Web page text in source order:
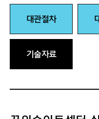
대관절차
기술자료